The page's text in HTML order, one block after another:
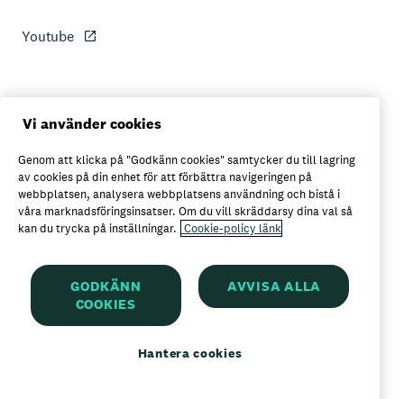
Youtube
Personuppgiftspolicy
Axfoods integritetspolicy
Här kan du köpa Garant
Garant är ett registrerat varumärke för
Vi använder cookies
Genom att klicka på "Godkänn cookies" samtycker du till lagring
av cookies på din enhet för att förbättra navigeringen på
webbplatsen, analysera webbplatsens användning och bistå i
våra marknadsföringsinsatser. Om du vill skräddarsy dina val så
kan du trycka på inställningar. Cookie-policy länk
GODKÄNN
COOKIES
AVVISA ALLA
Hantera cookies